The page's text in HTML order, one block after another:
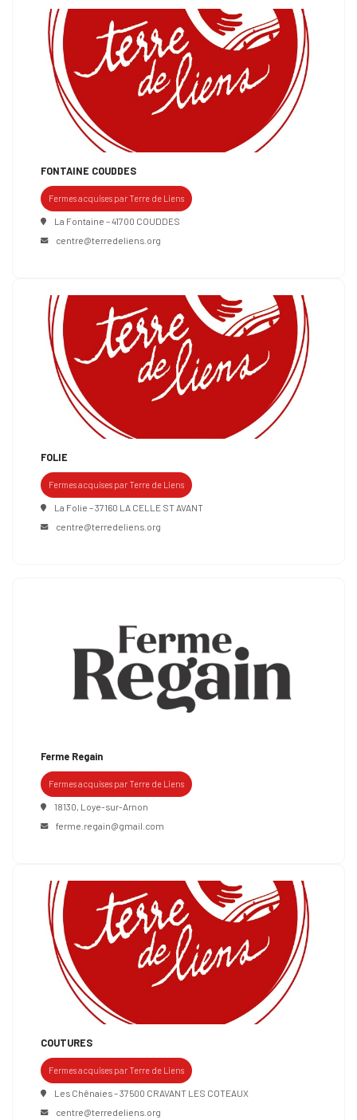
FONTAINE COUDDES
Fermes acquises par Terre de Liens
La Fontaine – 41700 COUDDES
centre@terredeliens.org
FOLIE
Fermes acquises par Terre de Liens
La Folie – 37160 LA CELLE ST AVANT
centre@terredeliens.org
Ferme Regain
Fermes acquises par Terre de Liens
18130, Loye-sur-Arnon
ferme.regain@gmail.com
COUTURES
Fermes acquises par Terre de Liens
Les Chênaies – 37500 CRAVANT LES COTEAUX
centre@terredeliens.org